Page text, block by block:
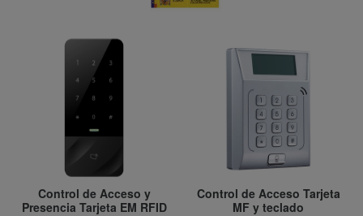
Control de Acceso y
Presencia Tarjeta EM RFID
Control de Acceso Tarjeta
MF y teclado